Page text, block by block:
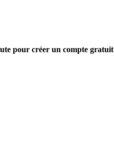
pour créer un compte gratuit